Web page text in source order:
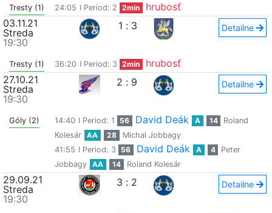
Tresty (1) 24:05 I Period: 2 2min
hrubosť
03.11.21
Streda
19:30
1 : 3 Detailne
Tresty (1) 36:20 I Period: 3 2min
hrubosť
27.10.21
Streda
19:30
2 : 9 Detailne
Góly (2) 14:40 I Period: 1 56 David Deák A 14
Roland
Kolesár
AA 28
Michal Jobbagy
41:55 I Period: 3 56 David Deák A 4
Peter
Jobbagy
AA 14 Roland Kolesár
29.09.21
Streda
19:30
3 : 2 Detailne